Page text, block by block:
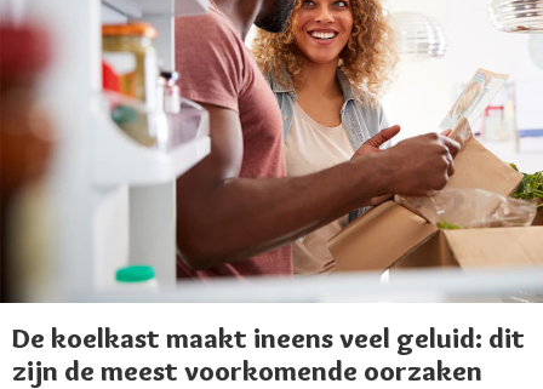
De koelkast maakt ineens veel geluid: dit
zijn de meest voorkomende oorzaken